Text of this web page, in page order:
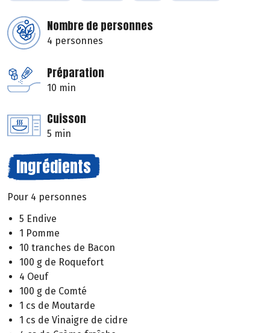
Nombre de personnes
4 personnes
Préparation
10 min
Cuisson
5 min
Ingrédients
Pour 4 personnes
5 Endive
1 Pomme
10 tranches de Bacon
100 g de Roquefort
4 Oeuf
100 g de Comté
1 cs de Moutarde
1 cs de Vinaigre de cidre